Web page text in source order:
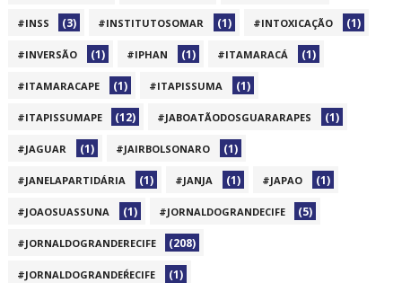
#INSS (3) #INSTITUTOSOMAR (1) #INTOXICAÇÃO (1)
#INVERSÃO (1) #IPHAN (1) #ITAMARACÁ (1)
#ITAMARACAPE (1) #ITAPISSUMA (1)
#ITAPISSUMAPE (12) #JABOATÃODOSGUARARAPES (1)
#JAGUAR (1) #JAIRBOLSONARO (1)
#JANELAPARTIDÁRIA (1) #JANJA (1) #JAPAO (1)
#JOAOSUASSUNA (1) #JORNALDOGRANDECIFE (5)
#JORNALDOGRANDERECIFE (208)
#JORNALDOGRANDEŔECIFE (1)